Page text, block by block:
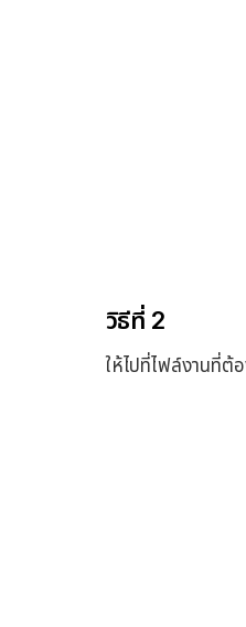
วิธีที่ 2
ให้ไปที่ไฟล์งานที่ต้